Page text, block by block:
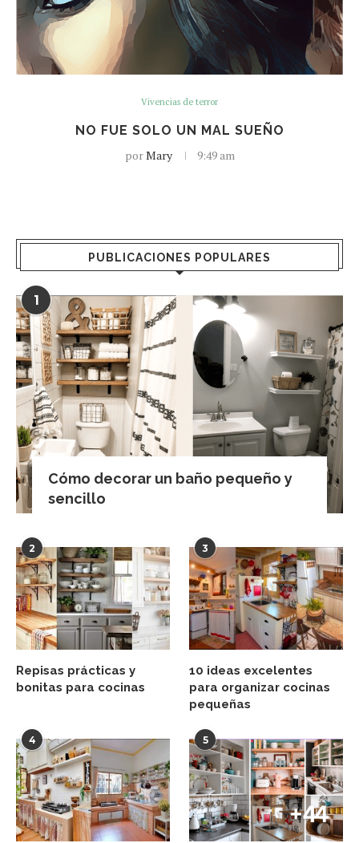
Vivencias de terror
NO FUE SOLO UN MAL SUEÑO
porMary 9:49 am
PUBLICACIONES POPULARES
1
Cómo decorar un baño pequeño y
sencillo
2
Repisas prácticas y
bonitas para cocinas
3
10 ideas excelentes
para organizar cocinas
pequeñas
4 5